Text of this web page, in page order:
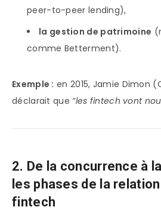
peer-to-peer lending),
la gestion de patrimoine
comme Betterment).
Exemple : en 2015, Jamie Dimon
déclarait que “les fintech vont
2. De la concurrence à
les phases de la
fintech